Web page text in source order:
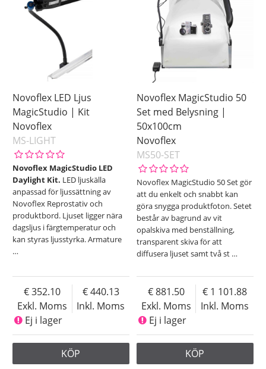
Novoflex LED Ljus
MagicStudio | Kit
Novoflex
MS-LIGHT
Novoflex MagicStudio LED
Daylight Kit. LED ljuskälla
anpassad för ljussättning av
Novoflex Reprostativ och
produktbord. Ljuset ligger nära
dagsljus i färgtemperatur och
kan styras ljusstyrka. Armature
…
Exkl. Moms
352.10
Inkl. Moms
440.13
Ej i lager
KÖP
Novoflex MagicStudio 50
Set med Belysning |
50x100cm
Novoflex
MS50-SET
Novoflex MagicStudio 50 Set gör
att du enkelt och snabbt kan
göra snygga produktfoton. Setet
består av bagrund av vit
opalskiva med benställning,
transparent skiva för att
diffusera ljuset samt två st …
Exkl. Moms
881.50
Inkl. Moms
1 101.88
Ej i lager
KÖP